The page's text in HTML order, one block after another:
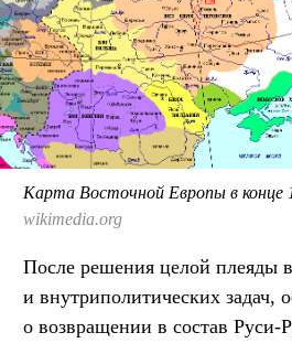
Карта Восточной Европы в конце
wikimedia.org
После решения целой плеяды
и внутриполитических задач,
о возвращении в состав Руси-